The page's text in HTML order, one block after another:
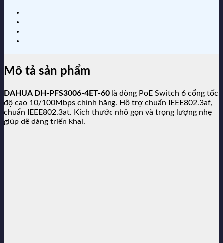
Mô tả sản phẩm
DAHUA DH-PFS3006-4ET-60 là dòng PoE Switch 6 cổng tốc
độ cao 10/100Mbps chính hãng. Hỗ trợ chuẩn IEEE802.3af,
chuẩn IEEE802.3at. Kích thước nhỏ gọn và trọng lượng nhẹ
giúp dễ dàng triển khai.